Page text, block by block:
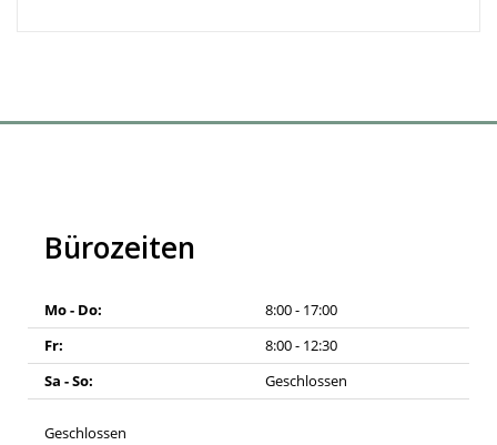
Bürozeiten
Mo - Do:
8:00 - 17:00
Fr:
8:00 - 12:30
Sa - So:
Geschlossen
Geschlossen